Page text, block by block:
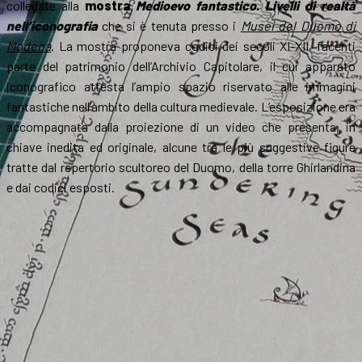
collegate alla mostraMedioevo fantastico. Livelli di realtà
nell’iconografiache si è tenuta presso i Musei del Duomo di
Modena. La mostra proponeva codici dei secoli XI-XII, facenti
parte del patrimonio dell’Archivio Capitolare, il cui apparato
iconografico attesta l’ampio spazio riservato alle immagini
fantastiche nell’ambito della cultura medievale. L’esposizione era
accompagnata dalla proiezione di un video che presenta, in
chiave inedita ed originale, alcune tra le più suggestive figure
tratte dal repertorio scultoreo del Duomo, della torre Ghirlandina
e dai codici esposti.